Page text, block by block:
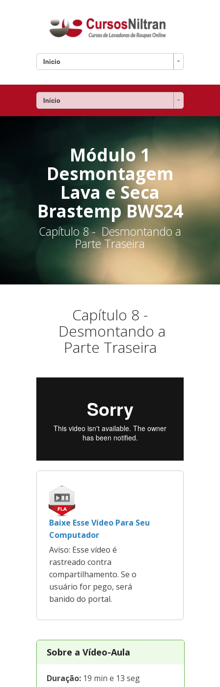
Inicio
Início
Módulo 1
Desmontagem
Lava e Seca
Brastemp BWS24
Capítulo 8 - Desmontando a
Parte Traseira
Capítulo 8 -
Desmontando a
Parte Traseira
Baixe Esse Vídeo Para Seu
Computador
Aviso: Esse vídeo é
rastreado contra
compartilhamento. Se o
usuário for pego, será
banido do portal.
Sobre a Vídeo-Aula
Duração: 19 min e 13 seg